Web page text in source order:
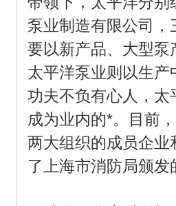
泵业制造有限公司
要以新产品、大型
太平洋泵业则以生
功夫不负有心人，
成为业内的*。目前
两大组织的成员企
了上海市消防局颁发